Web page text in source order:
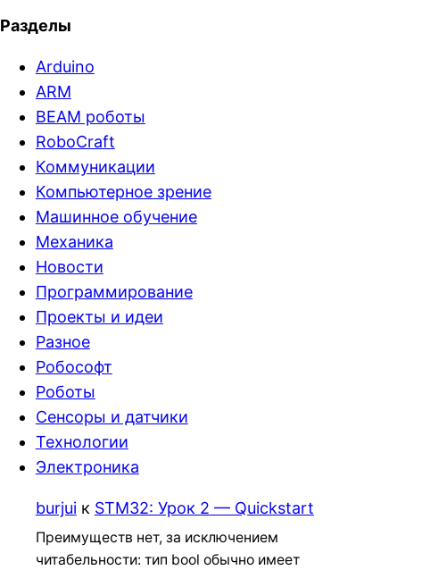
Разделы
Arduino
ARM
BEAM роботы
RoboCraft
Коммуникации
Компьютерное зрение
Машинное обучение
Механика
Новости
Программирование
Проекты и идеи
Разное
Робософт
Роботы
Сенсоры и датчики
Технологии
Электроника
burjuiк STM32: Урок 2 — Quickstart
Преимуществ нет, за исключением
читабельности: тип bool обычно имеет